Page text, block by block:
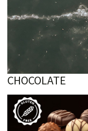
CHOCOLATE